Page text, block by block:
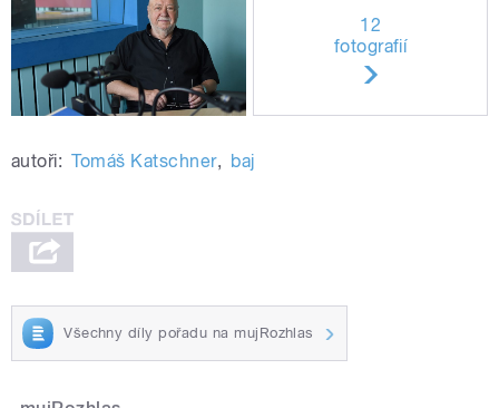
12
fotografií
autoři: Tomáš Katschner, baj
Všechny díly pořadu na mujRozhlas